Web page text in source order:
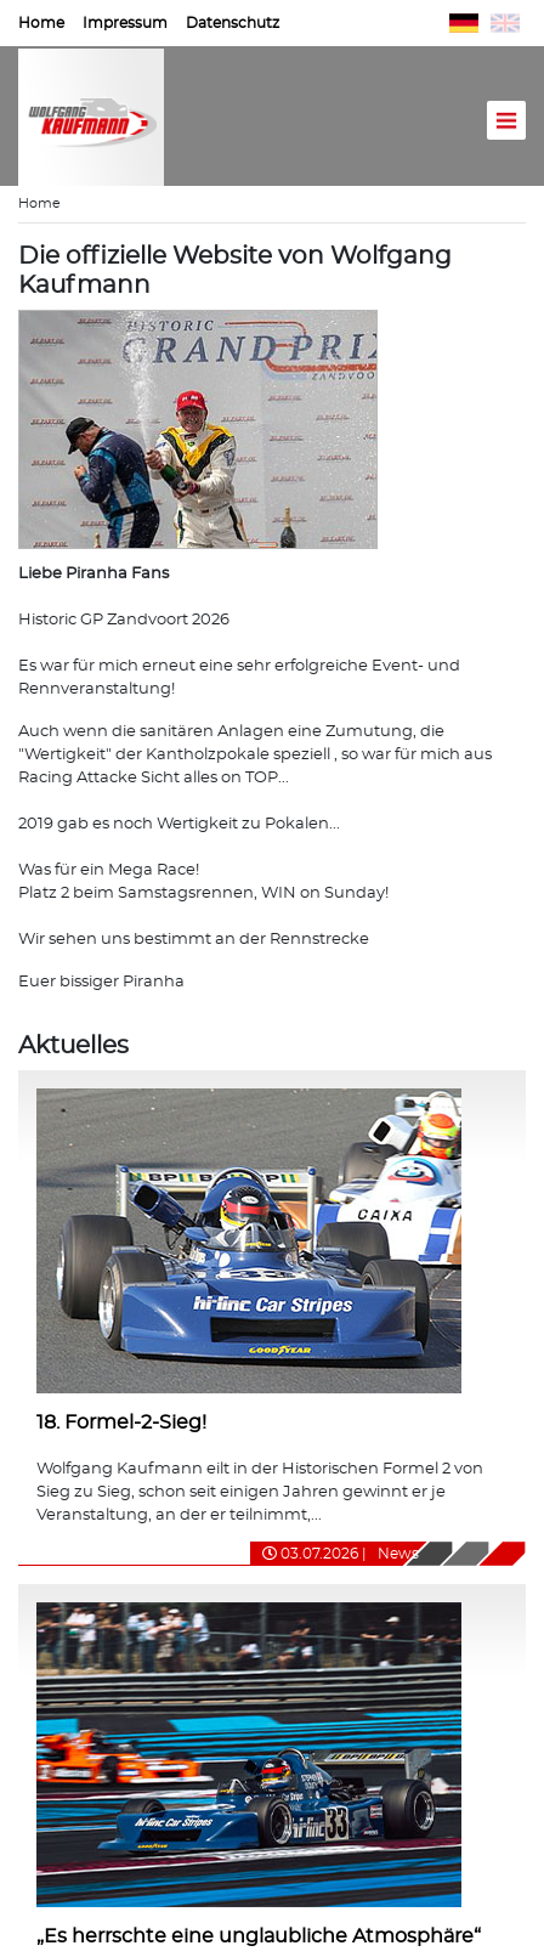
Home Impressum Datenschutz
Home
Die offizielle Website von Wolfgang
Kaufmann
Liebe Piranha Fans
Historic GP Zandvoort 2026
Es war für mich erneut eine sehr erfolgreiche Event- und
Rennveranstaltung!
Auch wenn die sanitären Anlagen eine Zumutung, die
"Wertigkeit" der Kantholzpokale speziell , so war für mich aus
Racing Attacke Sicht alles on TOP...
2019 gab es noch Wertigkeit zu Pokalen...
Was für ein Mega Race!
Platz 2 beim Samstagsrennen, WIN on Sunday!
Wir sehen uns bestimmt an der Rennstrecke
Euer bissiger Piranha
Aktuelles
18. Formel-2-Sieg!
Wolfgang Kaufmann eilt in der Historischen Formel 2 von
Sieg zu Sieg, schon seit einigen Jahren gewinnt er je
Veranstaltung, an der er teilnimmt,...
03.07.2026 News
„Es herrschte eine unglaubliche Atmosphäre“